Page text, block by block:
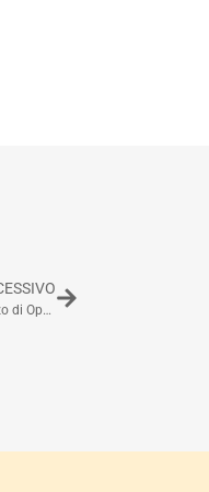
Utilizzo di OpenSSH su RHEL / CentOS 6